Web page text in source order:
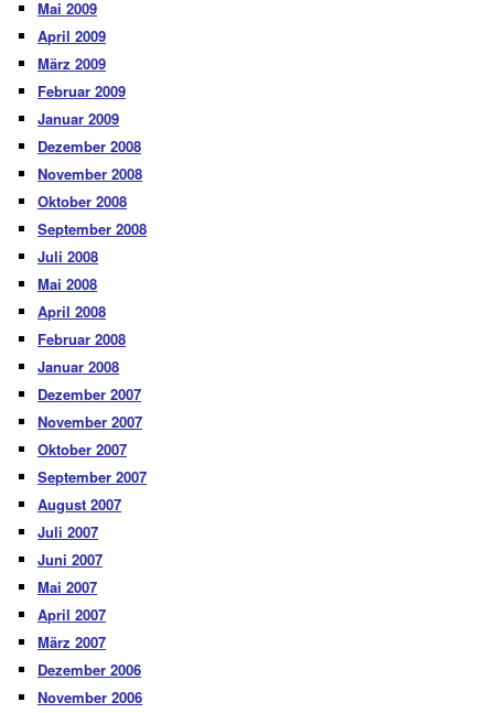
Mai 2009
April 2009
März 2009
Februar 2009
Januar 2009
Dezember 2008
November 2008
Oktober 2008
September 2008
Juli 2008
Mai 2008
April 2008
Februar 2008
Januar 2008
Dezember 2007
November 2007
Oktober 2007
September 2007
August 2007
Juli 2007
Juni 2007
Mai 2007
April 2007
März 2007
Dezember 2006
November 2006